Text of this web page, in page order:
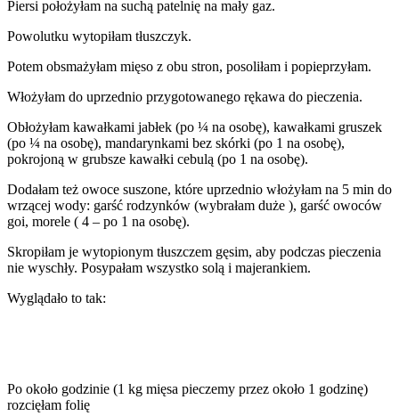
Piersi położyłam na suchą patelnię na mały gaz.
Powolutku wytopiłam tłuszczyk.
Potem obsmażyłam mięso z obu stron, posoliłam i popieprzyłam.
Włożyłam do uprzednio przygotowanego rękawa do pieczenia.
Obłożyłam kawałkami jabłek (po ¼ na osobę), kawałkami gruszek
(po ¼ na osobę), mandarynkami bez skórki (po 1 na osobę),
pokrojoną w grubsze kawałki cebulą (po 1 na osobę).
Dodałam też owoce suszone, które uprzednio włożyłam na 5 min do
wrzącej wody: garść rodzynków (wybrałam duże ), garść owoców
goi, morele ( 4 – po 1 na osobę).
Skropiłam je wytopionym tłuszczem gęsim, aby podczas pieczenia
nie wyschły. Posypałam wszystko solą i majerankiem.
Wyglądało to tak:
Po około godzinie (1 kg mięsa pieczemy przez około 1 godzinę)
rozcięłam folię